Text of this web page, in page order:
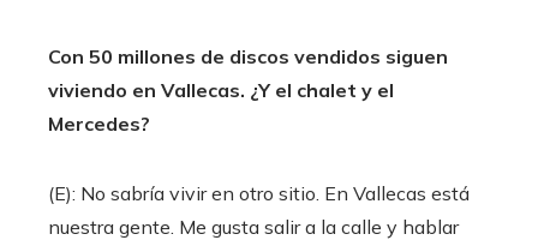
Con 50 millones de discos vendidos siguen
viviendo en Vallecas. ¿Y el chalet y el
Mercedes?
(E): No sabría vivir en otro sitio. En Vallecas está
nuestra gente. Me gusta salir a la calle y hablar